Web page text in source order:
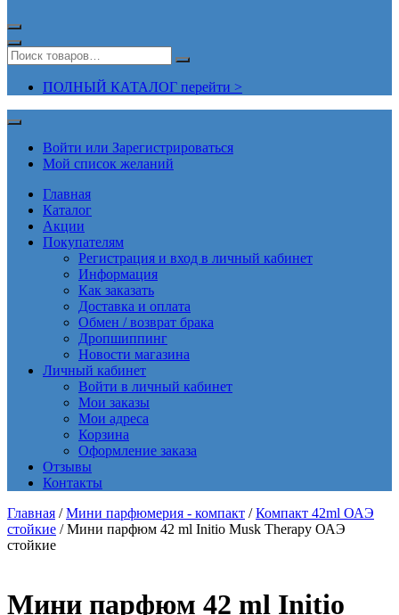
ПОЛНЫЙ КАТАЛОГ перейти >
Войти или Зарегистрироваться
Мой список желаний
Главная
Каталог
Акции
Покупателям
Регистрация и вход в личный кабинет
Информация
Как заказать
Доставка и оплата
Обмен / возврат брака
Дропшиппинг
Новости магазина
Личный кабинет
Войти в личный кабинет
Мои заказы
Мои адреса
Корзина
Оформление заказа
Отзывы
Контакты
Главная /Мини парфюмерия - компакт /Компакт 42ml ОАЭ
стойкие / Мини парфюм 42 ml Initio Musk Therapy ОАЭ
стойкие
Мини парфюм 42 ml Initio